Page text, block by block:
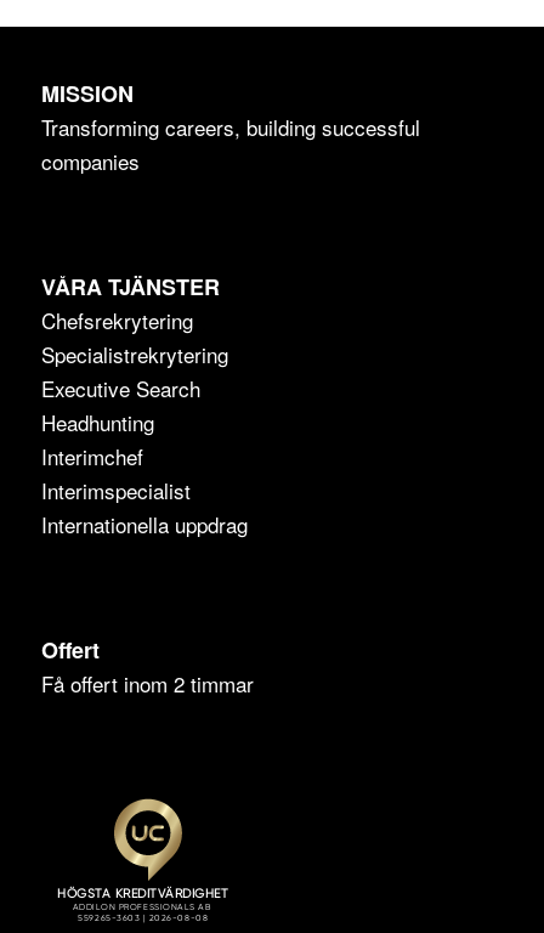
MISSION
Transforming careers, building successful
companies
VÅRA TJÄNSTER
Chefsrekrytering
Specialistrekrytering
Executive Search
Headhunting
Interimchef
Interimspecialist
Internationella uppdrag
Offert
Få offert inom 2 timmar